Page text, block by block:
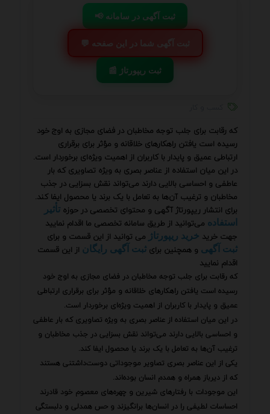
📢 ثبت آگهی در سامانه
💬 ثبت آگهی شما در این صفحه
📰 ثبت ریپورتاژ
که رقابت برای جلب توجه مخاطبان در فضای مجازی به اوج خود
رسیده است یافتن راهکارهای خلاقانه و مؤثر برای برقراری
ارتباطی عمیق و پایدار با کاربران از اهمیت ویژه‌ای برخوردار است.
در این میان استفاده از عناصر بصری به ویژه تصاویری که بار
عاطفی و احساسی بالایی دارند می‌تواند نقش بسزایی در جذب
مخاطبان و ترغیب آن‌ها به تعامل با یک برند یا محصول ایفا کند.
برای انتشار ریپورتاژ آگهی و محتوای تخصصی در حوزه تأثیر
استفاده می‌توانید از طریق سامانه تخصصی ما اقدام نمایید
جهت خرید خرید ریپورتاژ می توانید از این قسمت و برای
ثبت آگهی و همچنین برای ثبت آگهی رایگان از این قسمت
اقدام نمایید
که رقابت برای جلب توجه مخاطبان در فضای مجازی به اوج خود
رسیده است یافتن راهکارهای خلاقانه و مؤثر برای برقراری ارتباطی
عمیق و پایدار با کاربران از اهمیت ویژه‌ای برخوردار است.
در این میان استفاده از عناصر بصری به ویژه تصاویری که بار عاطفی
و احساسی بالایی دارند می‌تواند نقش بسزایی در جذب مخاطبان و
ترغیب آن‌ها به تعامل با یک برند یا محصول ایفا کند.
یکی از این عناصر بصری تصاویر موجوداتی دوست‌داشتنی هستند
که از دیرباز همراه و همدم انسان بوده‌اند.
این موجودات با رفتارهای شیرین و چهره‌های معصوم خود قادرند
احساسات لطیفی را در انسان‌ها برانگیزند و حس همدلی و دلبستگی